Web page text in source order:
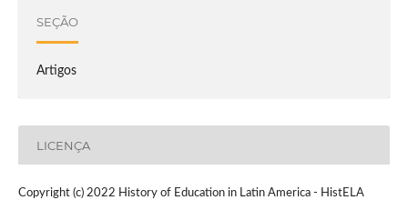
SEÇÃO
Artigos
LICENÇA
Copyright (c) 2022 History of Education in Latin America - HistELA